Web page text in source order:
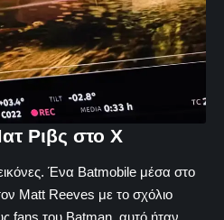
Ριβς στο Χ
Ένα Batmobile μέσα στο
Matt Reeves με το σχόλιο
fans του Batman, αυτό ήταν